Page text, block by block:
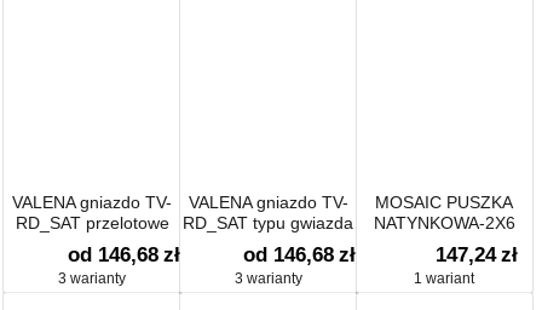
VALENA gniazdo TV-
RD_SAT przelotowe
od 146,68 zł
3 warianty
VALENA gniazdo TV-
RD_SAT typu gwiazda
od 146,68 zł
3 warianty
MOSAIC PUSZKA
NATYNKOWA-2X6
LUB 2X8 LUB 2X3X2
MOD POZIOM 46MM
DO UCHYTU 080266
147,24 zł
1 wariant